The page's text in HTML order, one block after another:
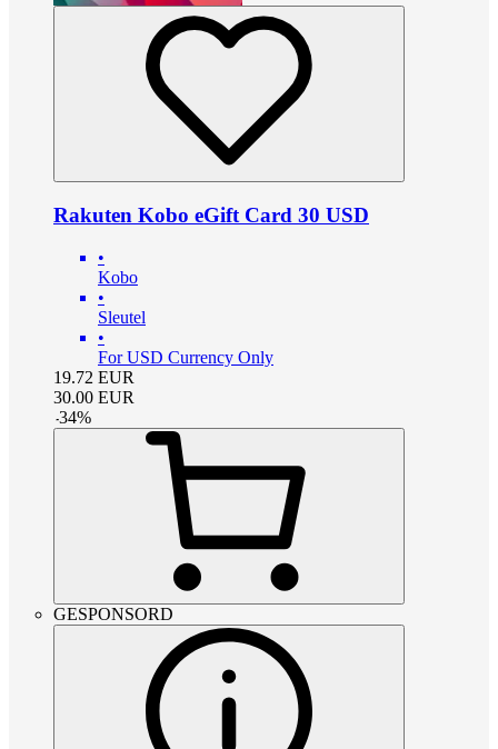
Rakuten Kobo eGift Card 30 USD
•
Kobo
•
Sleutel
•
For USD Currency Only
19.72 EUR
30.00 EUR
-34%
GESPONSORD